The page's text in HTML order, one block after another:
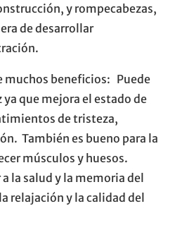
y rompecabezas,
de desarrollar
muchos beneficios: Puede
que mejora el estado de
de tristeza,
También es bueno para la
músculos y huesos.
la salud y la memoria del
relajación y la calidad del